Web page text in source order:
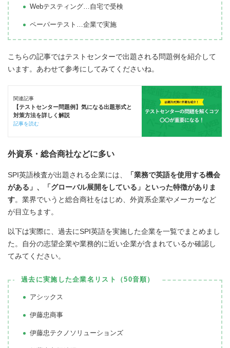
Webテスティング…自宅で受検
ペーパーテスト…企業で実施
こちらの記事ではテストセンターで出題される問題例を紹介して
います。あわせて参考にしてみてくださいね。
関連記事
【テストセンター問題例】気になる出題形式と
対策方法を詳しく解説
記事を読む
外資系・総合商社などに多い
SPI英語検査が出題される企業には、
「業務で英語を使用する機会
がある」、「グローバル展開をしている」といった特徴がありま
す。業界でいうと総合商社をはじめ、外資系企業やメーカーなど
が目立ちます。
以下は実際に、過去にSPI英語を実施した企業を一覧でまとめまし
た。自分の志望企業や業務的に近い企業が含まれているか確認し
てみてください。
過去に実施した企業名リスト（50音順）
アシックス
伊藤忠商事
伊藤忠テクノソリューションズ